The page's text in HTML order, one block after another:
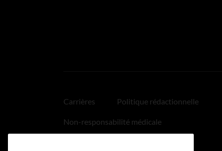
Carrières Politique rédactionnelle
Non-responsabilité médicale